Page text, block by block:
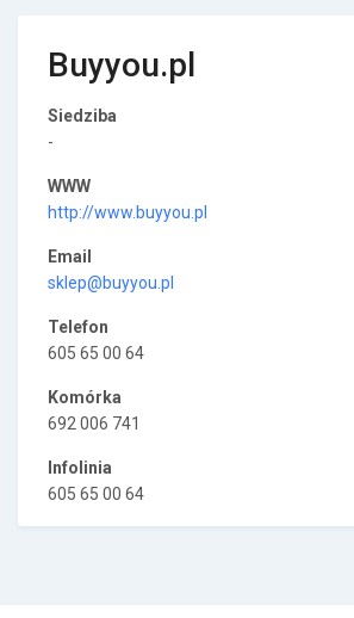
Buyyou.pl
Siedziba
-
WWW
http://www.buyyou.pl
Email
sklep@buyyou.pl
Telefon
605 65 00 64
Komórka
692 006 741
Infolinia
605 65 00 64